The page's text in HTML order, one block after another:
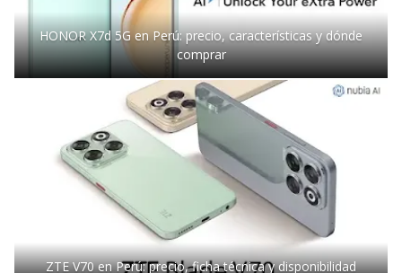
HONOR X7d 5G en Perú: precio, características y dónde
comprar
ZTE V70 en Perú: precio, ficha técnica y disponibilidad